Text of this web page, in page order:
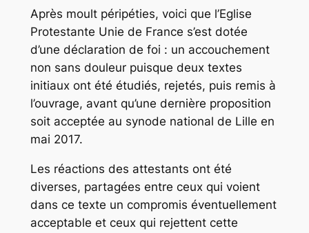
Après moult péripéties, voici que l’Eglise
Protestante Unie de France s’est dotée
d’une déclaration de foi : un accouchement
non sans douleur puisque deux textes
initiaux ont été étudiés, rejetés, puis remis à
l’ouvrage, avant qu’une dernière proposition
soit acceptée au synode national de Lille en
mai 2017.
Les réactions des attestants ont été
diverses, partagées entre ceux qui voient
dans ce texte un compromis éventuellement
acceptable et ceux qui rejettent cette